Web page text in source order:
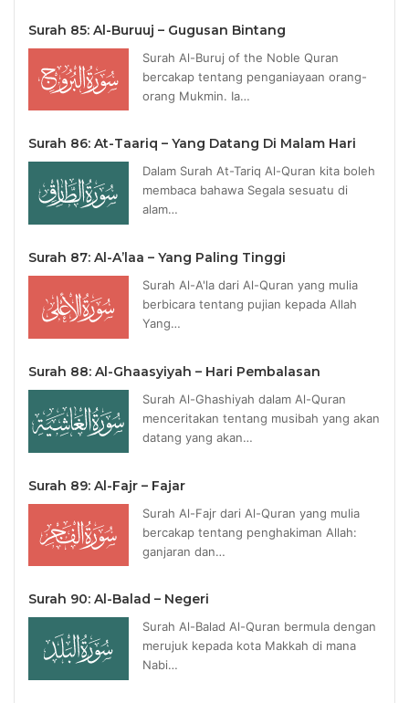
Surah 85: Al-Buruuj – Gugusan Bintang
Surah Al-Buruj of the Noble Quran
bercakap tentang penganiayaan orang-
orang Mukmin. Ia…
Surah 86: At-Taariq – Yang Datang Di Malam Hari
Dalam Surah At-Tariq Al-Quran kita boleh
membaca bahawa Segala sesuatu di
alam…
Surah 87: Al-A’laa – Yang Paling Tinggi
Surah Al-A'la dari Al-Quran yang mulia
berbicara tentang pujian kepada Allah
Yang…
Surah 88: Al-Ghaasyiyah – Hari Pembalasan
Surah Al-Ghashiyah dalam Al-Quran
menceritakan tentang musibah yang akan
datang yang akan…
Surah 89: Al-Fajr – Fajar
Surah Al-Fajr dari Al-Quran yang mulia
bercakap tentang penghakiman Allah:
ganjaran dan…
Surah 90: Al-Balad – Negeri
Surah Al-Balad Al-Quran bermula dengan
merujuk kepada kota Makkah di mana
Nabi…